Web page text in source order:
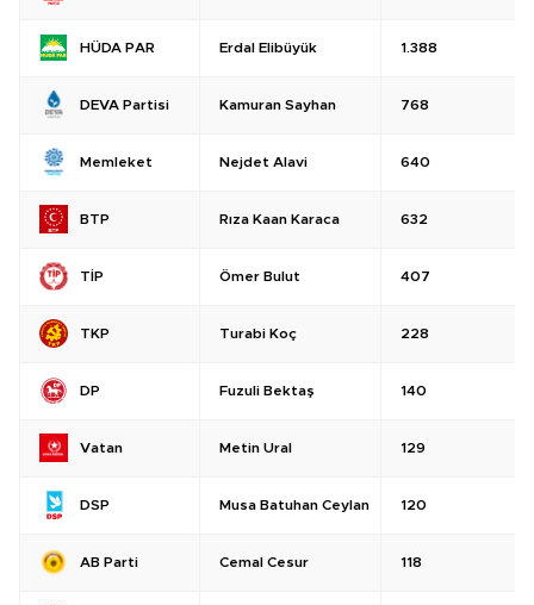
HÜDA PAR Erdal Elibüyük 1.388
DEVA Partisi Kamuran Sayhan 768
Memleket Nejdet Alavi 640
BTP Rıza Kaan Karaca 632
TİP Ömer Bulut 407
TKP Turabi Koç 228
DP Fuzuli Bektaş 140
Vatan Metin Ural 129
DSP Musa Batuhan Ceylan 120
AB Parti Cemal Cesur 118